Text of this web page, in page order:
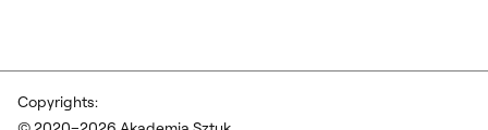
Copyrights: